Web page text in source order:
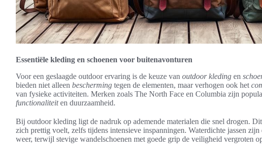
Essentiële kleding en schoenen voor buitenavonturen
Voor een geslaagde outdoor ervaring is de keuze van outdoor kleding en
bieden niet alleen bescherming tegen de elementen, maar verhogen ook het
van fysieke activiteiten. Merken zoals The North Face en Columbia zijn
functionaliteiten duurzaamheid.
Bij outdoor kleding ligt de nadruk op ademende materialen die snel drogen.
zich prettig voelt, zelfs tijdens intensieve inspanningen. Waterdichte jassen
weer, terwijl stevige wandelschoenen met goede grip de veiligheid vergroten